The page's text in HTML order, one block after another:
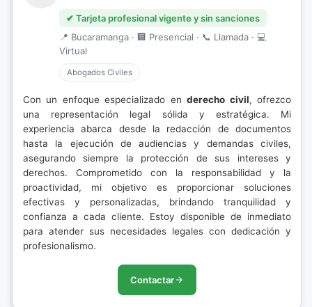
✔ Tarjeta profesional vigente y sin sanciones
📍 Bucaramanga · 🏢 Presencial · 📞 Llamada · 💻
Virtual
Abogados Civiles
Con un enfoque especializado enderecho civil, ofrezco
una representación legal sólida y estratégica. Mi
experiencia abarca desde la redacción de documentos
hasta la ejecución de audiencias y demandas civiles,
asegurando siempre la protección de sus intereses y
derechos. Comprometido con la responsabilidad y la
proactividad, mi objetivo es proporcionar soluciones
efectivas y personalizadas, brindando tranquilidad y
confianza a cada cliente. Estoy disponible de inmediato
para atender sus necesidades legales con dedicación y
profesionalismo.
Contactar